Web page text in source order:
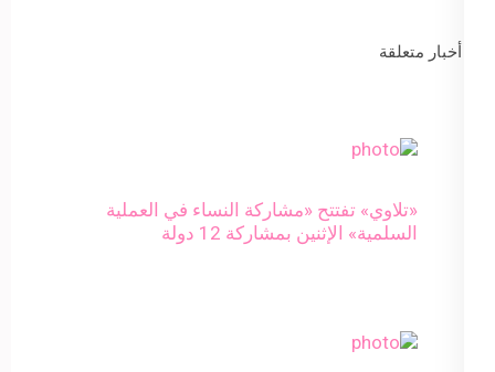
أخبار متعلقة
«تلاوي» تفتتح «مشاركة النساء في العملية
السلمية» الإثنين بمشاركة 12 دولة